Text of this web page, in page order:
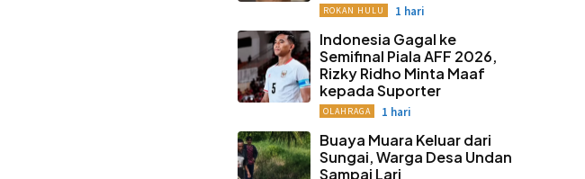
ROKAN HULU 1 hari
Indonesia Gagal ke
Semifinal Piala AFF 2026,
Rizky Ridho Minta Maaf
kepada Suporter
OLAHRAGA 1 hari
Buaya Muara Keluar dari
Sungai, Warga Desa Undan
Sampai Lari